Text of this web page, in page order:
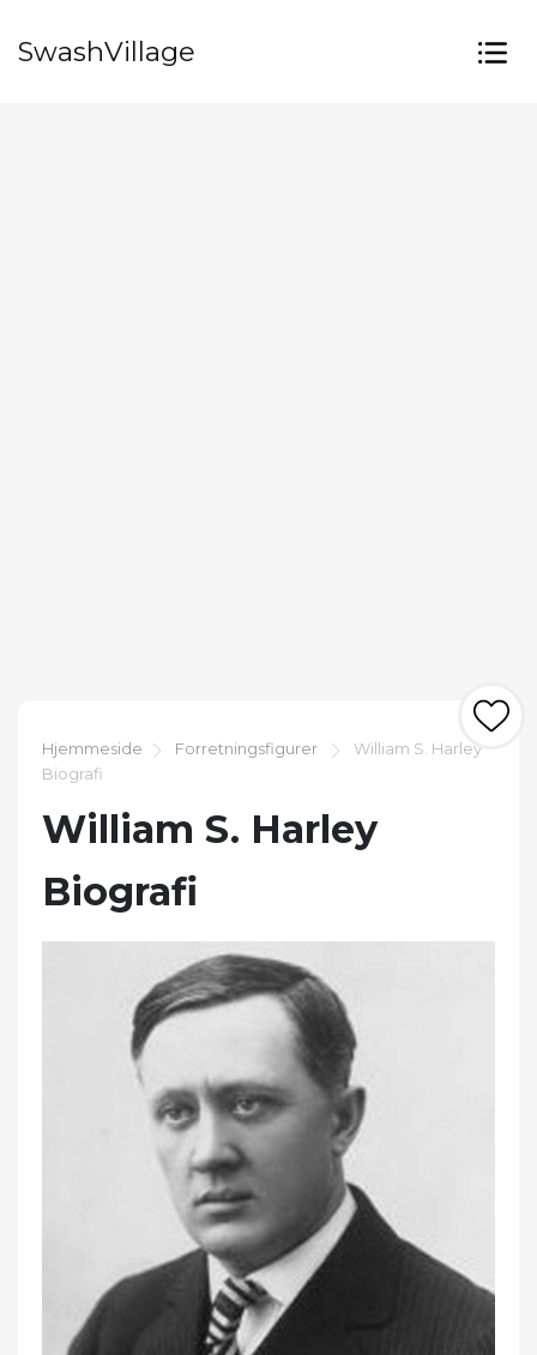
SwashVillage
Hjemmeside Forretningsfigurer
William S. Harley
Biografi
William S. Harley
Biografi